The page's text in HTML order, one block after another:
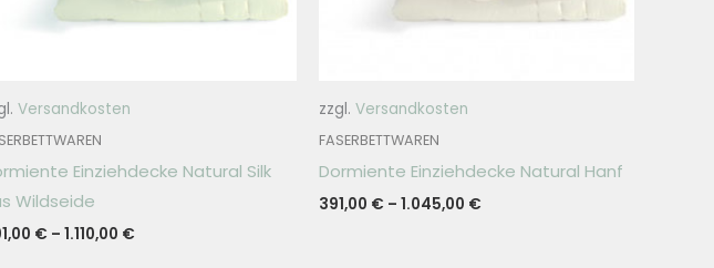
Versandkosten
Einziehdecke Natural Silk
Wildseide
€ – 1.110,00 €
zzgl. Versandkosten
FASERBETTWAREN
Dormiente Einziehdecke Natural Hanf
391,00 € – 1.045,00 €